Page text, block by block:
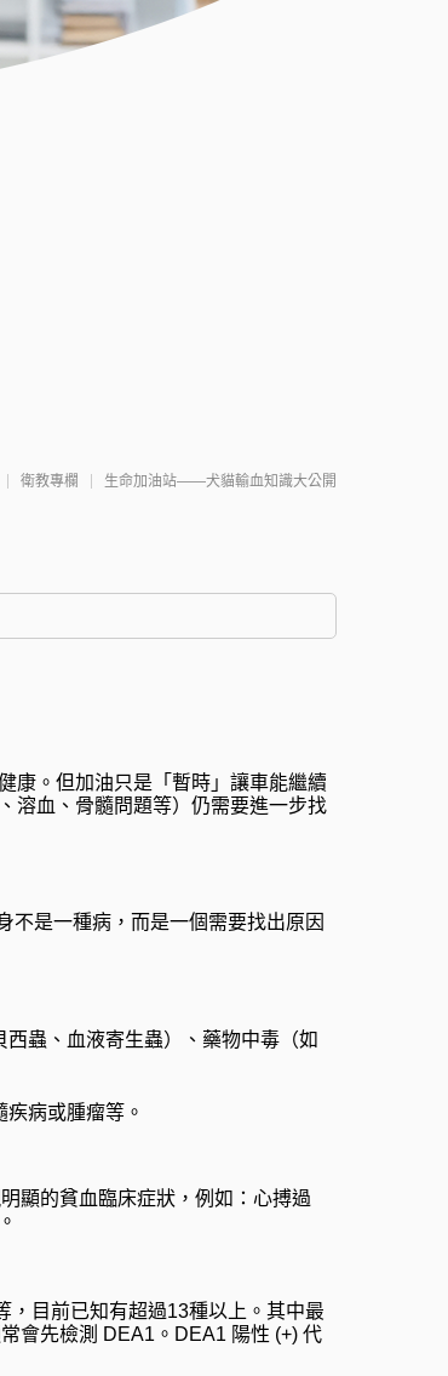
衛教專欄 生命加油站——犬貓輸血知識大公開
康。但加油只是「暫時」讓車能繼續
溶血、骨髓問題等）仍需要進一步找
不是一種病，而是一個需要找出原因
蟲、血液寄生蟲）、藥物中毒（如
病或腫瘤等。
顯的貧血臨床症狀，例如：心搏過
，目前已知有超過13種以上。其中最
會先檢測 DEA1。DEA1 陽性 (+) 代